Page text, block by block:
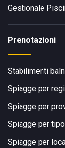
Gestionale
Prenotazioni
Stabilimenti
Spiagge per
Spiagge per
Spiagge per tipo
Spiagge per